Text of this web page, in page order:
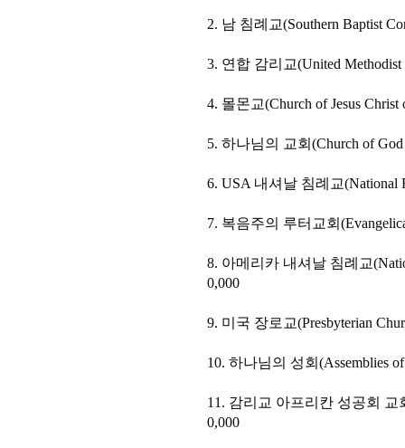
2. 남 침례교(Southern Baptist
3. 연합 감리교(United Methodist
4. 몰몬교(Church of Jesus Christ
5. 하나님의 교회(Church of
6. USA 내셔날 침례교(National
7. 복음주의 루터교회
8. 아메리카 내셔날 침례교
0,000
9. 미국 장로교(Presbyterian
10. 하나님의 성회(Assemblies
11. 감리교 아프리칸 성공회 교
0,000